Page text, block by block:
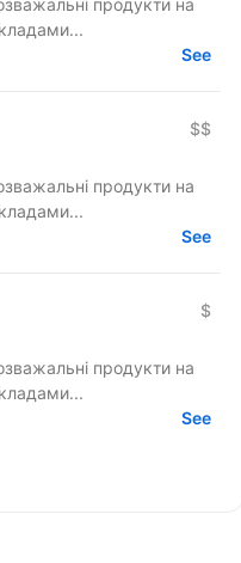
продукти на
See
$$
продукти на
See
$
продукти на
See